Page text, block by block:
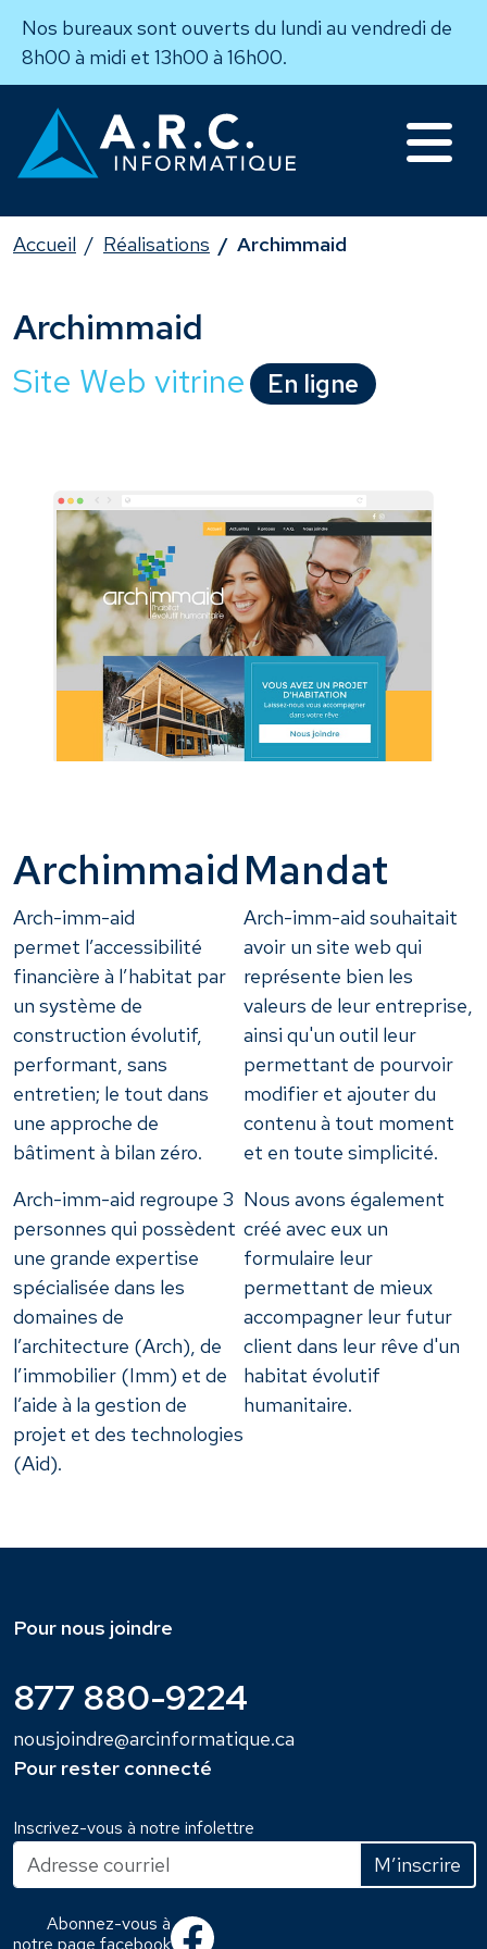
Nos bureaux sont ouverts du lundi au vendredi de
8h00 à midi et 13h00 à 16h00.
Accueil Réalisations Archimmaid
Archimmaid
Site Web vitrine En ligne
Archimmaid
Arch-imm-aid
permet l’accessibilité
financière à l’habitat par
un système de
construction évolutif,
performant, sans
entretien; le tout dans
une approche de
bâtiment à bilan zéro.
Arch-imm-aid regroupe 3
personnes qui possèdent
une grande expertise
spécialisée dans les
domaines de
l’architecture (Arch), de
l’immobilier (Imm) et de
l’aide à la gestion de
projet et des technologies
(Aid).
Mandat
Arch-imm-aid souhaitait
avoir un site web qui
représente bien les
valeurs de leur entreprise,
ainsi qu'un outil leur
permettant de pourvoir
modifier et ajouter du
contenu à tout moment
et en toute simplicité.
Nous avons également
créé avec eux un
formulaire leur
permettant de mieux
accompagner leur futur
client dans leur rêve d'un
habitat évolutif
humanitaire.
Pour nous joindre
877 880-9224
nousjoindre@arcinformatique.ca
Pour rester connecté
Inscrivez-vous à notre infolettre
Abonnez-vous à
notre page facebook